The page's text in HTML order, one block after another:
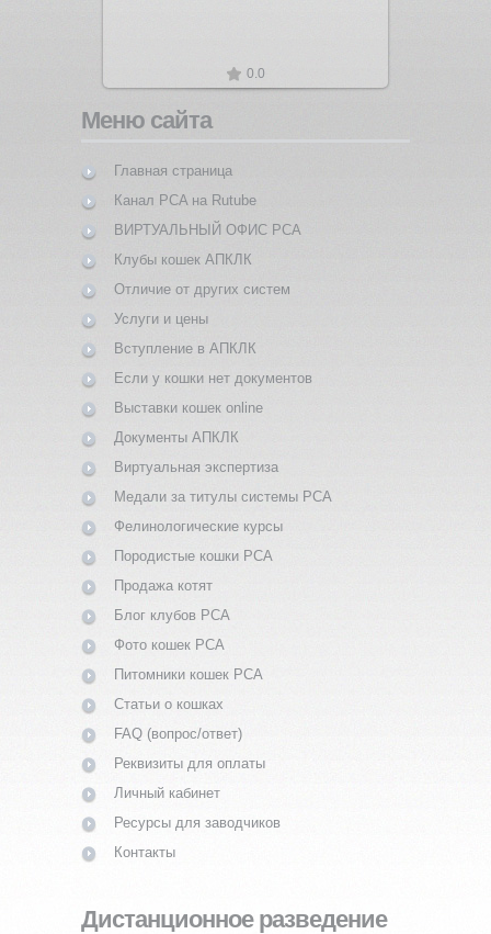
0.0
Меню сайта
Главная страница
Канал PCA на Rutube
ВИРТУАЛЬНЫЙ ОФИС PCA
Клубы кошек АПКЛК
Отличие от других систем
Услуги и цены
Вступление в АПКЛК
Если у кошки нет документов
Выставки кошек online
Документы АПКЛК
Виртуальная экспертиза
Медали за титулы системы PCA
Фелинологические курсы
Породистые кошки PCA
Продажа котят
Блог клубов PCA
Фото кошек PCA
Питомники кошек PCA
Статьи о кошках
FAQ (вопрос/ответ)
Реквизиты для оплаты
Личный кабинет
Ресурсы для заводчиков
Контакты
Дистанционное разведение